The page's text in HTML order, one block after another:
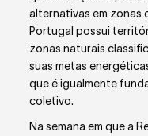
alternativas em zonas
Portugal possui
zonas naturais
suas metas
que é igualmente
coletivo.
Na semana em que a